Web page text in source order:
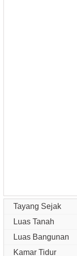
Tayang Sejak
Luas Tanah
Luas Bangunan
Kamar Tidur